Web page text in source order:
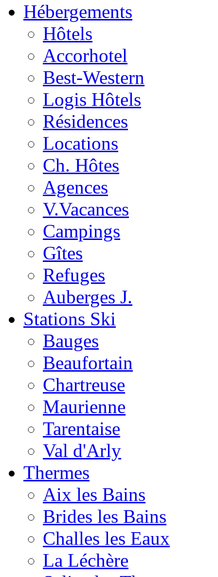
Hébergements
Hôtels
Accorhotel
Best-Western
Logis Hôtels
Résidences
Locations
Ch. Hôtes
Agences
V.Vacances
Campings
Gîtes
Refuges
Auberges J.
Stations Ski
Bauges
Beaufortain
Chartreuse
Maurienne
Tarentaise
Val d'Arly
Thermes
Aix les Bains
Brides les Bains
Challes les Eaux
La Léchère